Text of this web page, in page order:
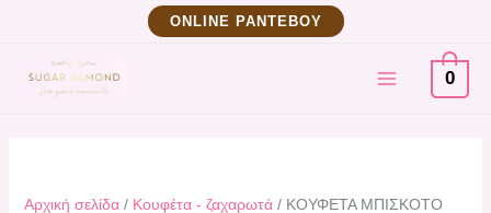
περιεχόμενο
ΟNLINE ΡΑΝΤΕΒΟΥ
MAIN
MENU
0
Αρχική σελίδα/ Κουφέτα - ζαχαρωτά/ ΚΟΥΦΕΤΑ ΜΠΙΣΚΟΤΟ
BANOFFEE
1kg